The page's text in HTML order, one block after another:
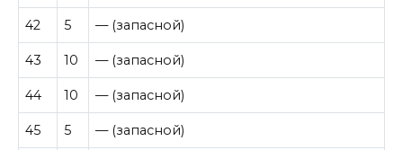
42 5 — (запасной)
43 10 — (запасной)
44 10 — (запасной)
45 5 — (запасной)